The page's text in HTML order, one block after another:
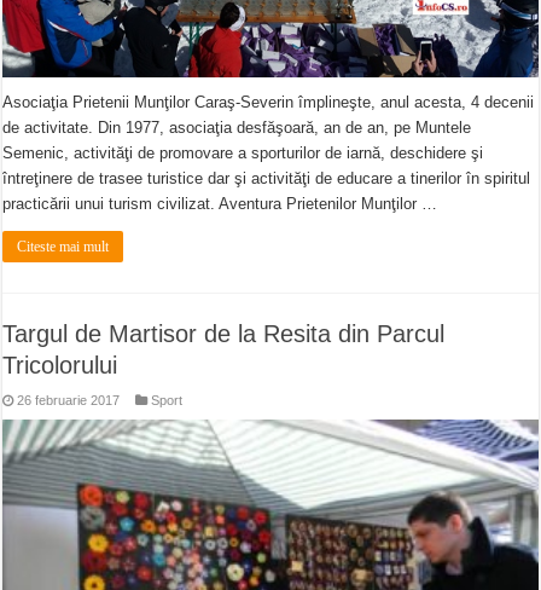
Asociaţia Prietenii Munţilor Caraş-Severin împlineşte, anul acesta, 4 decenii
de activitate. Din 1977, asociaţia desfăşoară, an de an, pe Muntele
Semenic, activităţi de promovare a sporturilor de iarnă, deschidere şi
întreţinere de trasee turistice dar şi activităţi de educare a tinerilor în spiritul
practicării unui turism civilizat. Aventura Prietenilor Munţilor …
Citeste mai mult
Targul de Martisor de la Resita din Parcul
Tricolorului
26 februarie 2017 Sport